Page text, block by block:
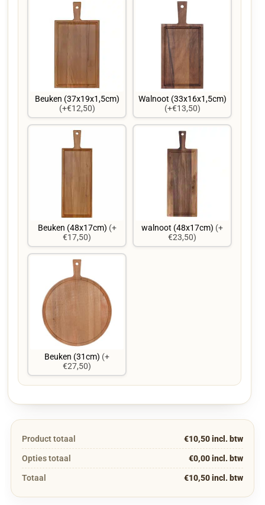
Beuken (37x19x1,5cm)
(+€12,50)
Walnoot (33x16x1,5cm)
(+€13,50)
Beuken (48x17cm) (+
€17,50)
walnoot (48x17cm) (+
€23,50)
Beuken (31cm) (+
€27,50)
Product totaal €10,50 incl. btw
Opties totaal €0,00 incl. btw
Totaal €10,50 incl. btw